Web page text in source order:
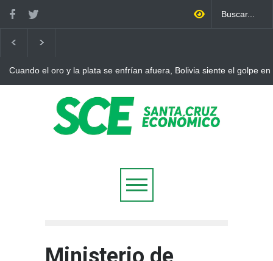
Cuando el oro y la plata se enfrían afuera, Bolivia siente el golpe en